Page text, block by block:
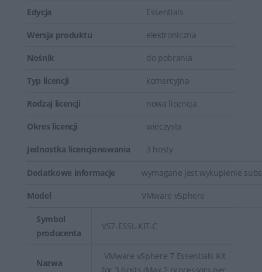
Edycja Essentials
Wersja produktu elektroniczna
Nośnik do pobrania
Typ licencji komercyjna
Rodzaj licencji nowa licencja
Okres licencji wieczysta
Jednostka licencjonowania 3 hosty
Dodatkowe informacje wymagane jest wykupienie
Model VMware vSphere
Symbol
producenta
VS7-ESSL-KIT-C
Nazwa
VMware vSphere 7 Essentials Kit
for 3 hosts (Max 2 processors per